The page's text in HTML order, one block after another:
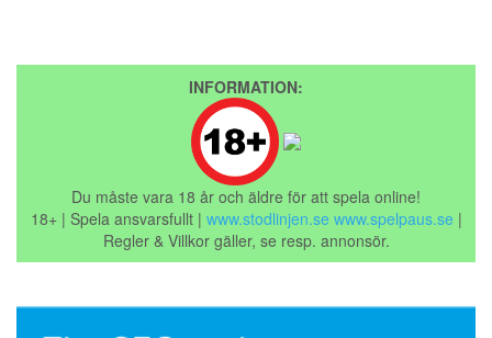
INFORMATION:
Du måste vara 18 år och äldre för att spela online!
18+ | Spela ansvarsfullt | www.stodlinjen.se www.spelpaus.se |
Regler & Villkor gäller, se resp. annonsör.